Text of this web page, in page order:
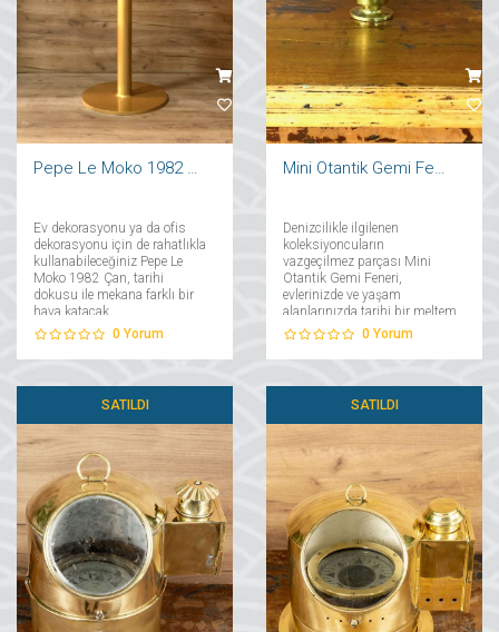
Pepe Le Moko 1982 Çan
Ev dekorasyonu ya da ofis
dekorasyonu için de rahatlıkla
kullanabileceğiniz Pepe Le
Moko 1982 Çan, tarihi
dokusu ile mekana farklı bir
hava katacak....
0 Yorum
Mini Otantik Gemi Feneri
Denizcilikle ilgilenen
koleksiyoncuların
vazgeçilmez parçası Mini
Otantik Gemi Feneri,
evlerinizde ve yaşam
alanlarınızda tarihi bir meltem
estirerek sizlere denizin eşsiz
tadını anımsatacak....
0 Yorum
SATILDI SATILDI